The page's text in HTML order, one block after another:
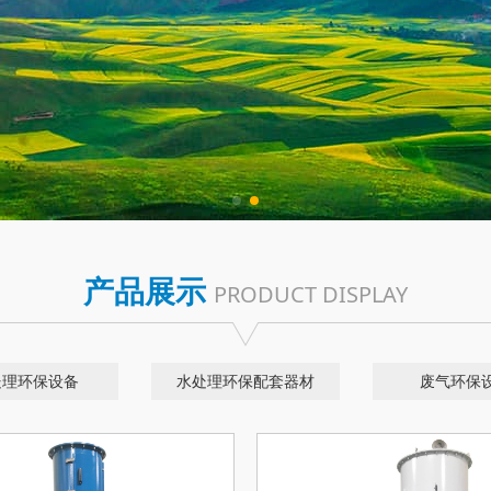
产品展示 PRODUCT DISPLAY
环保设备 水处理环保配套器材 废气环保